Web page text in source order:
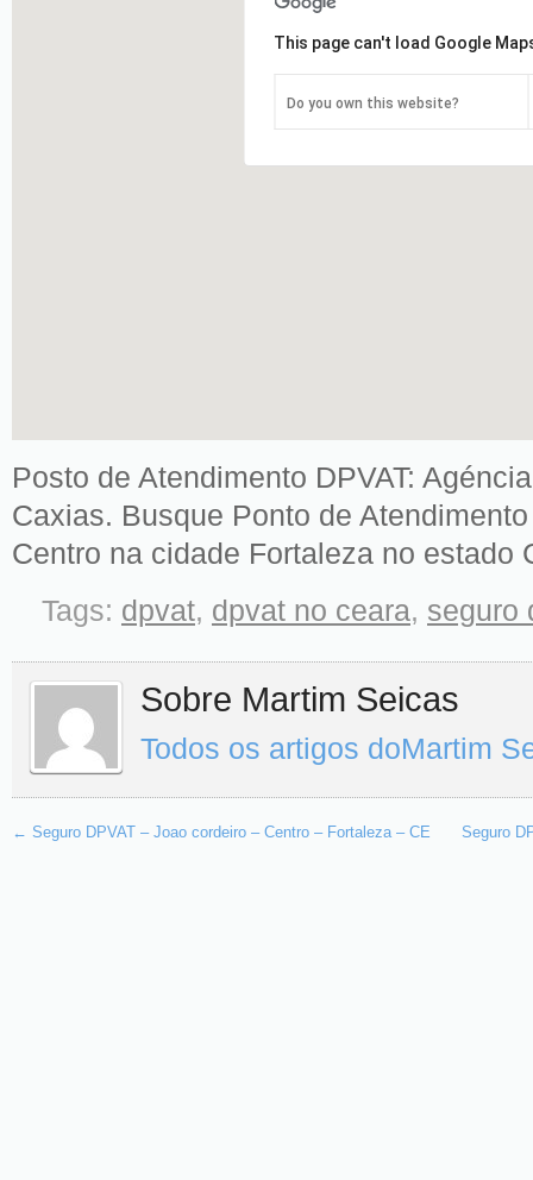
This page can't load Google
Do you own this website?
Posto de Atendimento DPVAT:
Caxias. Busque Ponto de
Centro na cidade Fortaleza no estado
Tags: dpvat, dpvat no ceara, seguro
Sobre Martim Seicas
Todos os artigos doMartim
← Seguro DPVAT – Joao cordeiro – Centro – Fortaleza – CE Seguro